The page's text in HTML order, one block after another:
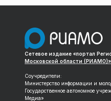
Сетевое издание «портал
Московской области (РИАМО)»
Соучредители:
Министерство информации и
Государственное автономное
Медиа»